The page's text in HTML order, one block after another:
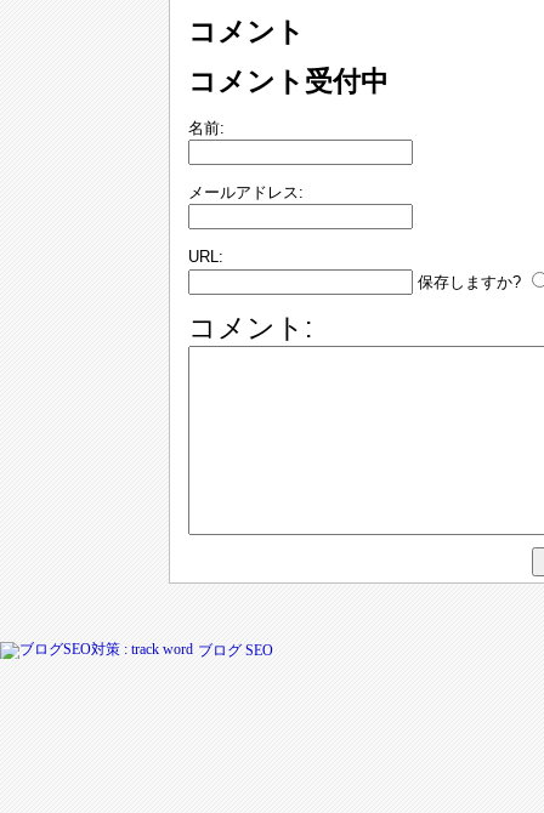
コメント
コメント受付中
名前:
メールアドレス:
URL:
保存しますか?
コメント:
ブログ SEO